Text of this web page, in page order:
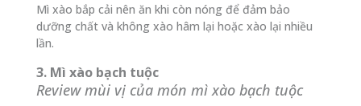
Mì xào bắp cải nên ăn khi còn nóng để đảm bảo
dưỡng chất và không xào hâm lại hoặc xào lại nhiều
lần.
3. Mì xào bạch tuộc
Review mùi vị của món mì xào bạch tuộc